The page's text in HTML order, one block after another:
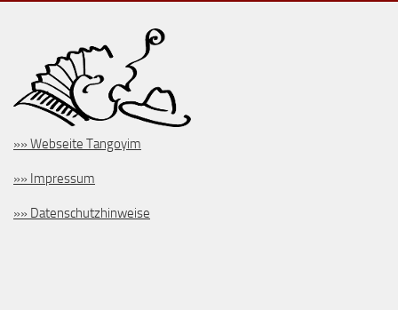
»» Webseite Tangoyim
»» Impressum
»» Datenschutzhinweise